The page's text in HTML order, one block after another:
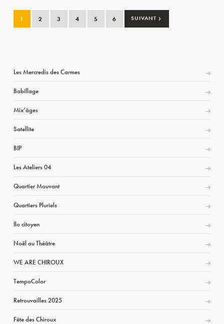
1 2 3 4 5 6 SUIVANT ›
Les Mercredis des Carmes
Babillage
Mix’âges
Satellite
BIP
Les Ateliers 04
Quartier Mouvant
Quartiers Pluriels
Ilo citoyen
Noël au Théâtre
WE ARE CHIROUX
TempoColor
Retrouvailles 2025
Fête des Chiroux